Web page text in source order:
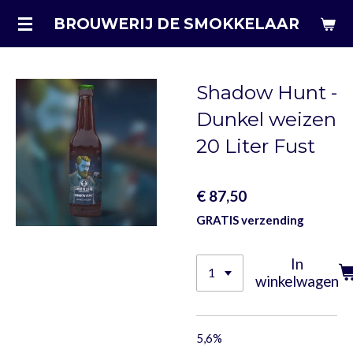
Ga
de
hoofdinhoud
BROUWERIJ DE SMOKKELAAR
Shadow Hunt -
Dunkel weizen
20 Liter Fust
€ 87,50
GRATIS verzending
In
winkelwagen
5,6%